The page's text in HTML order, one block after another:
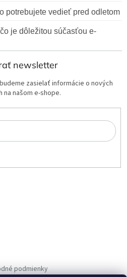
potrebujete vedieť pred odletom
je dôležitou súčasťou e-
newsletter
zasielať informácie o nových
na našom e-shope.
podmienky